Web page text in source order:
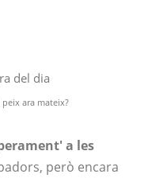
ara mateix?
a les
però encara